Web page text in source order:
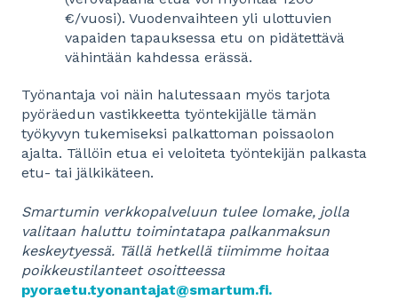
€/vuosi). Vuodenvaihteen yli ulottuvien
vapaiden tapauksessa etu on pidätettävä
vähintään kahdessa erässä.
Työnantaja voi näin halutessaan myös tarjota
pyöräedun vastikkeetta työntekijälle tämän
työkyvyn tukemiseksi palkattoman poissaolon
ajalta. Tällöin etua ei veloiteta työntekijän palkasta
etu- tai jälkikäteen.
Smartumin verkkopalveluun tulee lomake, jolla
valitaan haluttu toimintatapa palkanmaksun
keskeytyessä. Tällä hetkellä tiimimme hoitaa
poikkeustilanteet osoitteessa
pyoraetu.tyonantajat@smartum.fi.